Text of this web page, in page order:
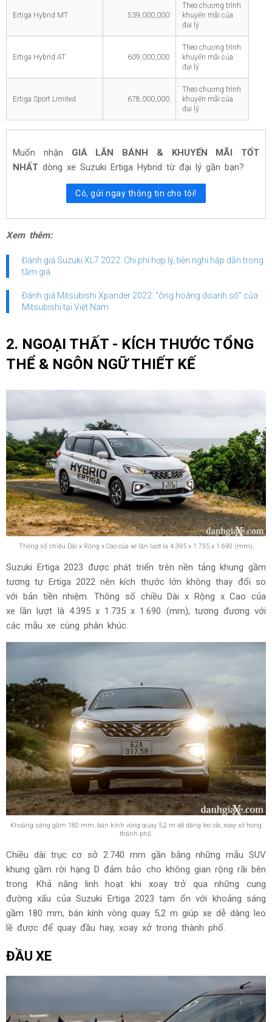
Ertiga Hybrid MT 539,000,000
Theo chương trình
khuyến mãi của
đại lý
Ertiga Hybrid AT 609,000,000
Theo chương trình
khuyến mãi của
đại lý
Ertiga Sport Limited 678,000,000
Theo chương trình
khuyến mãi của
đại lý
Muốn nhận GIÁ LĂN BÁNH & KHUYẾN MÃI TỐT
NHẤT dòng xe Suzuki Ertiga Hybrid từ đại lý gần bạn?
Có, gửi ngay thông tin cho tôi!
Xem thêm:
Đánh giá Suzuki XL7 2022: Chi phí hợp lý, tiện nghi hấp dẫn trong
tầm giá
Đánh giá Mitsubishi Xpander 2022: “ông hoàng doanh số” của
Mitsubishi tại Việt Nam
2. NGOẠI THẤT - KÍCH THƯỚC TỔNG
THỂ & NGÔN NGỮ THIẾT KẾ
Thông số chiều Dài x Rộng x Cao của xe lần lượt là 4.395 x 1.735 x 1.690 (mm),
Suzuki Ertiga 2023 được phát triển trên nền tảng khung gầm
tương tự Ertiga 2022 nên kích thước lớn không thay đổi so
với bản tiền nhiệm. Thông số chiều Dài x Rộng x Cao của
xe lần lượt là 4.395 x 1.735 x 1.690 (mm), tương đương với
các mẫu xe cùng phân khúc.
Khoảng sáng gầm 180 mm, bán kính vòng quay 5,2 m dễ dàng leo vỉa, xoay xở trong
thành phố.
Chiều dài trục cơ sở 2.740 mm gần bằng những mẫu SUV
khung gầm rời hạng D đảm bảo cho không gian rộng rãi bên
trong. Khả năng linh hoạt khi xoay trở qua những cung
đường xấu của Suzuki Ertiga 2023 tạm ổn với khoảng sáng
gầm 180 mm, bán kính vòng quay 5,2 m giúp xe dễ dàng leo
lề được để quay đầu hay, xoay xở trong thành phố.
ĐẦU XE